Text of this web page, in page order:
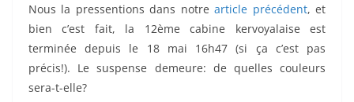
Nous la pressentions dans notrearticle précédent, et
bien c’est fait, la 12ème cabine kervoyalaise est
terminée depuis le 18 mai 16h47 (si ça c’est pas
précis!). Le suspense demeure: de quelles couleurs
sera-t-elle?